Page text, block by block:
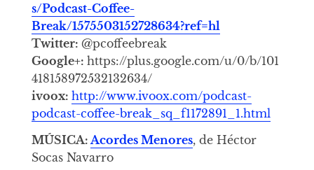
s/Podcast-Coffee-
Break/1575503152728634?ref=hl
Twitter: @pcoffeebreak
Google+: https://plus.google.com/u/0/b/101
418158972532132634/
ivoox: http://www.ivoox.com/podcast-
podcast-coffee-break_sq_f1172891_1.html
MÚSICA: Acordes Menores, de Héctor
Socas Navarro